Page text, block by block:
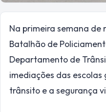
Na primeira semana de
Batalhão de
Departamento de
imediações das
trânsito e a segurança